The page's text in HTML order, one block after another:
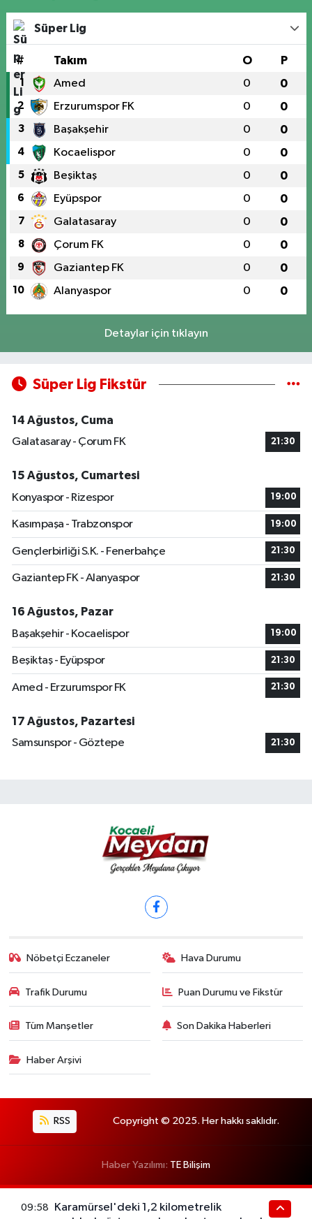
Süper Lig
# Takım O P
1 Amed 0 0
2 Erzurumspor FK 0 0
3 Başakşehir 0 0
4 Kocaelispor 0 0
5 Beşiktaş 0 0
6 Eyüpspor 0 0
7 Galatasaray 0 0
8 Çorum FK 0 0
9 Gaziantep FK 0 0
10 Alanyaspor 0 0
Detaylar için tıklayın
Süper Lig Fikstür
14 Ağustos, Cuma
Galatasaray - Çorum FK
21:30
15 Ağustos, Cumartesi
Konyaspor - Rizespor
19:00
Kasımpaşa - Trabzonspor 19:00
Gençlerbirliği S.K. - Fenerbahçe 21:30
Gaziantep FK - Alanyaspor 21:30
16 Ağustos, Pazar
Başakşehir - Kocaelispor
19:00
Beşiktaş - Eyüpspor 21:30
Amed - Erzurumspor FK 21:30
17 Ağustos, Pazartesi
Samsunspor - Göztepe
21:30
Nöbetçi Eczaneler Hava Durumu
Trafik Durumu Puan Durumu ve Fikstür
Tüm Manşetler Son Dakika Haberleri
Haber Arşivi
RSS Copyright © 2025. Her hakkı saklıdır.
Haber Yazılımı: TE Bilişim
09:58
Karamürsel'deki 1,2 kilometrelik